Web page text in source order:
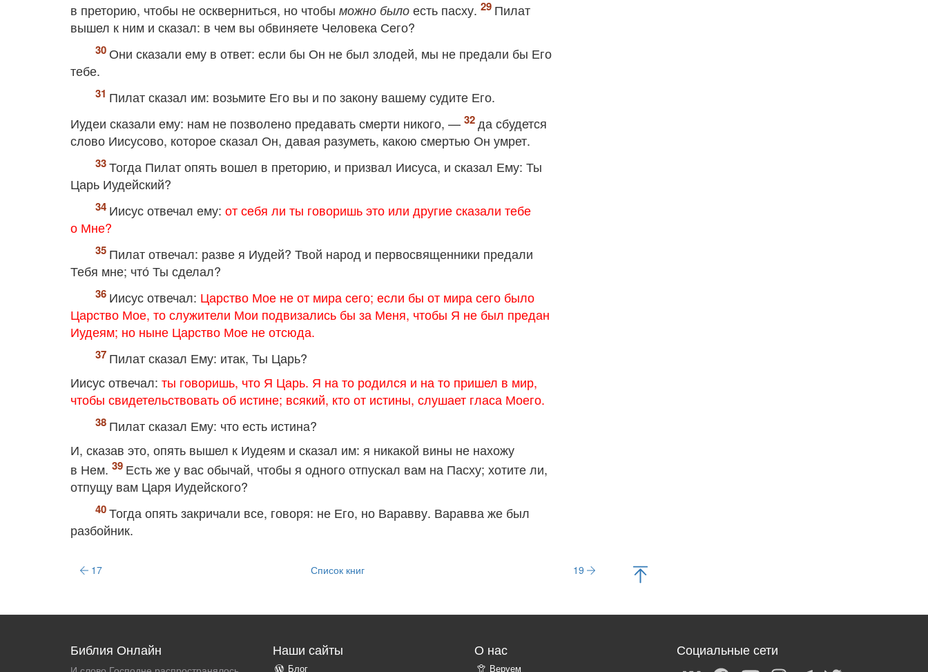
в преторию, чтобы не оскверниться, но чтобы можно было есть пасху.
Пилат
вышел к ним и сказал: в чем вы обвиняете Человека Сего?
Они сказали ему в ответ: если бы Он не был злодей, мы не предали бы Его
тебе.
Пилат сказал им: возьмите Его вы и по закону вашему судите Его.
Иудеи сказали ему: нам не позволено предавать смерти никого, —
да сбудется
слово Иисусово, которое сказал Он, давая разуметь, какою смертью Он умрет.
Тогда Пилат опять вошел в преторию, и призвал Иисуса, и сказал Ему: Ты
Царь Иудейский?
Иисус отвечал ему: от себя ли ты говоришь это или другие сказали тебе
о Мне?
Пилат отвечал: разве я Иудей? Твой народ и первосвященники предали
Тебя мне; что́ Ты сделал?
Иисус отвечал: Царство Мое не от мира сего; если бы от мира сего было
Царство Мое, то служители Мои подвизались бы за Меня, чтобы Я не был предан
Иудеям; но ныне Царство Мое не отсюда.
Пилат сказал Ему: итак, Ты Царь?
Иисус отвечал: ты говоришь, что Я Царь. Я на то родился и на то пришел в мир,
чтобы свидетельствовать об истине; всякий, кто от истины, слушает гласа Моего.
Пилат сказал Ему: что есть истина?
И, сказав это, опять вышел к Иудеям и сказал им: я никакой вины не нахожу
в Нем.
Есть же у вас обычай, чтобы я одного отпускал вам на Пасху; хотите ли,
отпущу вам Царя Иудейского?
Тогда опять закричали все, говоря: не Его, но Варавву. Варавва же был
разбойник.
17 Список книг 19
Библия Онлайн Наши сайты
Блог
О нас
Веруем
Социальные сети